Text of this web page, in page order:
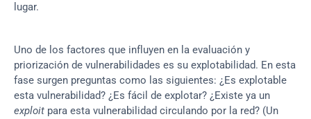
lugar.
Uno de los factores que influyen en la evaluación y
priorización de vulnerabilidades es su explotabilidad. En esta
fase surgen preguntas como las siguientes: ¿Es explotable
exploit